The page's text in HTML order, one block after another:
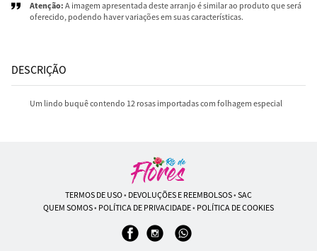
Atenção: A imagem apresentada deste arranjo é similar ao produto que será
oferecido, podendo haver variações em suas características.
DESCRIÇÃO
Um lindo buquê contendo 12 rosas importadas com folhagem especial
TERMOS DE USO• DEVOLUÇÕES E REEMBOLSOS• SAC
QUEM SOMOS• POLÍTICA DE PRIVACIDADE• POLÍTICA DE COOKIES